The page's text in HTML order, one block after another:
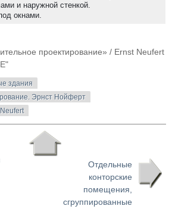
и наружной стенкой.
окнами.
проектирование» / Ernst Neufert
здания
Эрнст Нойферт
Отдельные
конторские
помещения,
сгруппированные